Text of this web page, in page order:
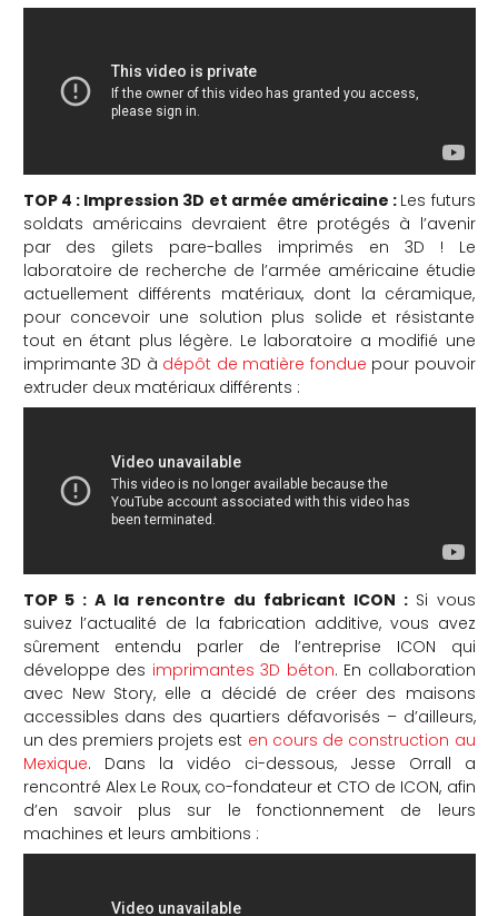
TOP 4 : Impression 3D et armée américaine : Les futurs
soldats américains devraient être protégés à l’avenir
par des gilets pare-balles imprimés en 3D ! Le
laboratoire de recherche de l’armée américaine étudie
actuellement différents matériaux, dont la céramique,
pour concevoir une solution plus solide et résistante
tout en étant plus légère. Le laboratoire a modifié une
imprimante 3D à dépôt de matière fondue pour pouvoir
extruder deux matériaux différents :
TOP 5 : A la rencontre du fabricant ICON : Si vous
suivez l’actualité de la fabrication additive, vous avez
sûrement entendu parler de l’entreprise ICON qui
développe des imprimantes 3D béton. En collaboration
avec New Story, elle a décidé de créer des maisons
accessibles dans des quartiers défavorisés – d’ailleurs,
un des premiers projets est en cours de construction au
Mexique. Dans la vidéo ci-dessous, Jesse Orrall a
rencontré Alex Le Roux, co-fondateur et CTO de ICON, afin
d’en savoir plus sur le fonctionnement de leurs
machines et leurs ambitions :